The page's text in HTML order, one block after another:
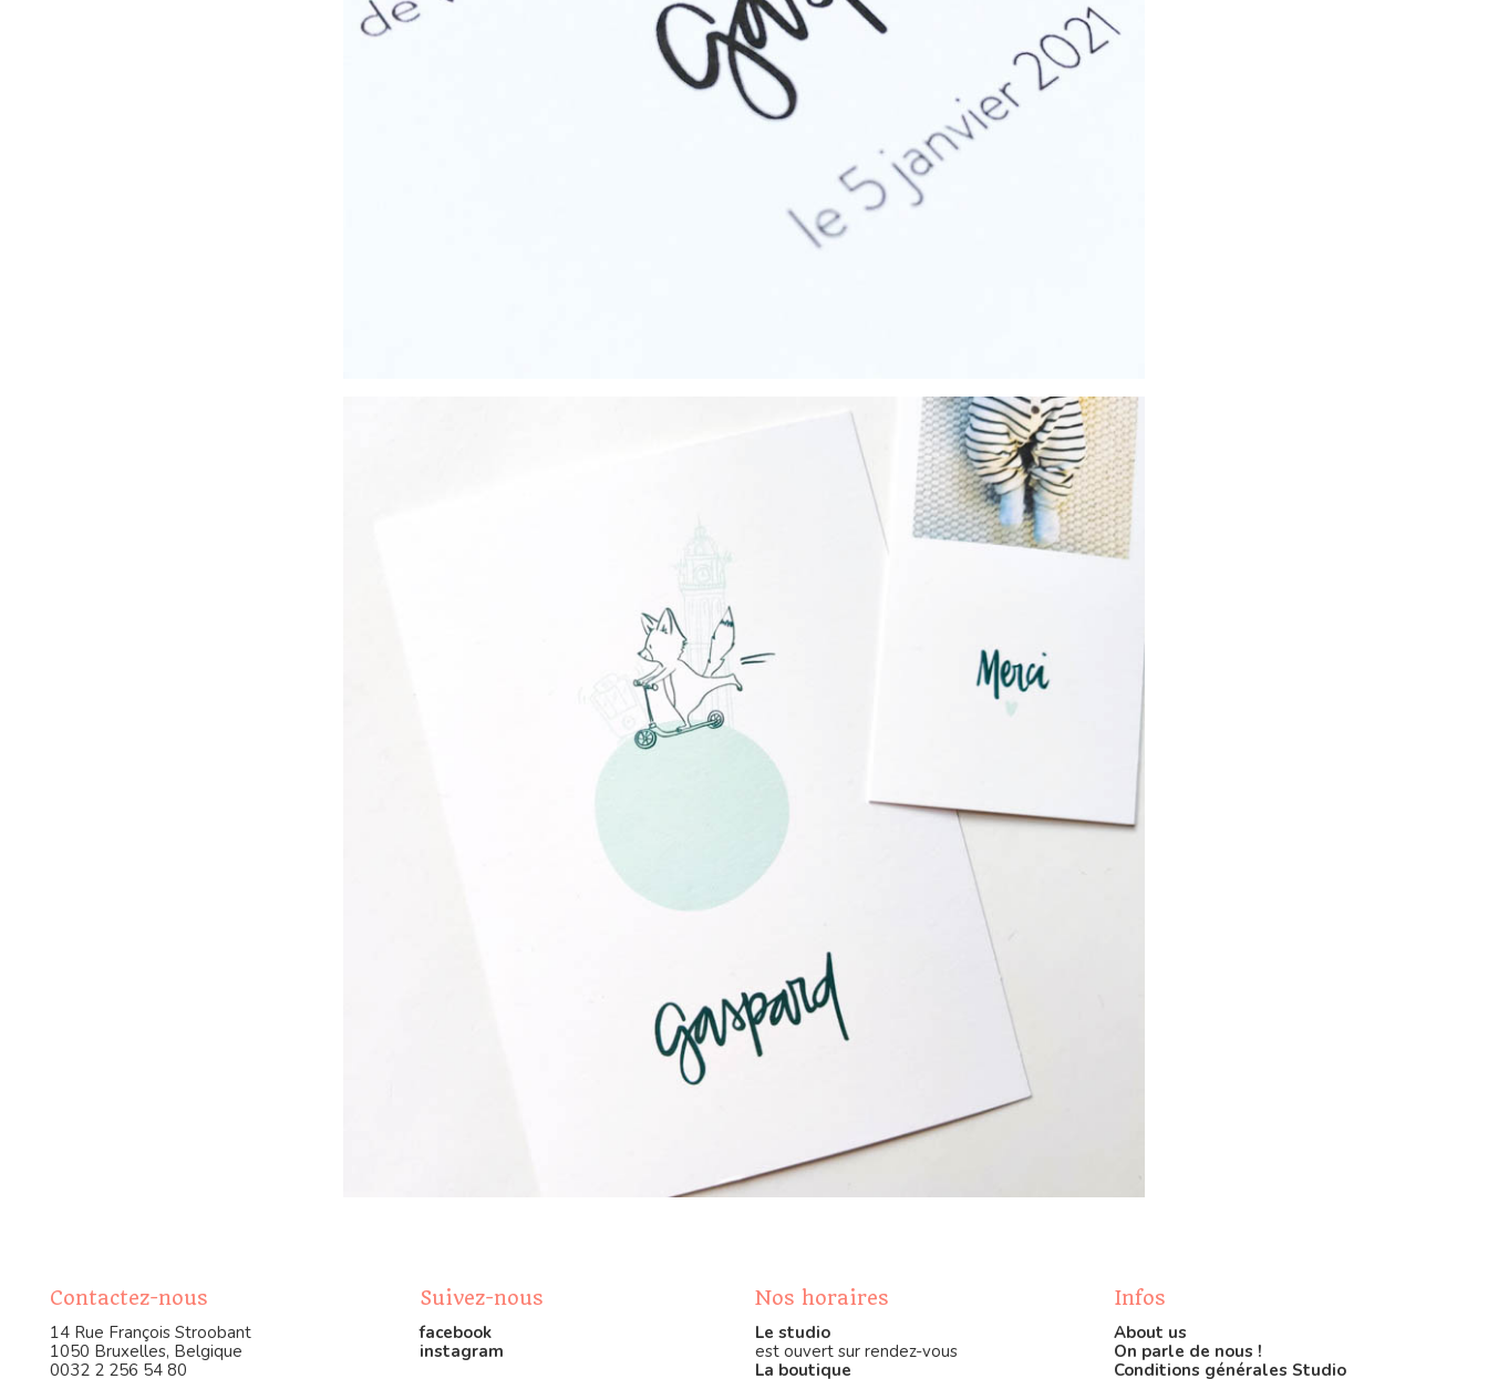
Contactez-nous
14 Rue François Stroobant
1050 Bruxelles, Belgique
0032 2 256 54 80
Suivez-nous
facebook
instagram
Nos horaires
Le studio
est ouvert sur rendez-vous
La boutique
Infos
About us
On parle de nous !
Conditions générales Studio